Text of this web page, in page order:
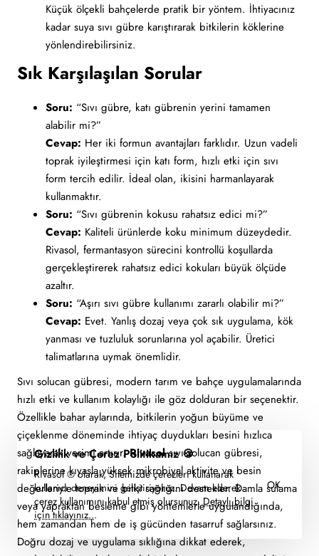
Gizlilik ve Çerez Politikamız 🍪
Rivasol ® olarak, Sitemizde çerezleri kullanarak
kullanıcı deneyimini geliştiriyoruz. Devam ederek
çerez kullanımını kabul etmiş olursunuz.Detaylı bilgi
için tıklayınız...
OK
Küçük ölçekli bahçelerde pratik bir yöntem. İhtiyacınız
kadar suya sıvı gübre karıştırarak bitkilerin köklerine
yönlendirebilirsiniz.
Sık Karşılaşılan Sorular
Soru: “Sıvı gübre, katı gübrenin yerini tamamen
alabilir mi?”
Cevap: Her iki formun avantajları farklıdır. Uzun vadeli
toprak iyileştirmesi için katı form, hızlı etki için sıvı
form tercih edilir. İdeal olan, ikisini harmanlayarak
kullanmaktır.
Soru: “Sıvı gübrenin kokusu rahatsız edici mi?”
Cevap: Kaliteli ürünlerde koku minimum düzeydedir.
Rivasol, fermantasyon sürecini kontrollü koşullarda
gerçekleştirerek rahatsız edici kokuları büyük ölçüde
azaltır.
Soru: “Aşırı sıvı gübre kullanımı zararlı olabilir mi?”
Cevap: Evet. Yanlış dozaj veya çok sık uygulama, kök
yanması ve tuzluluk sorunlarına yol açabilir. Üretici
talimatlarına uymak önemlidir.
Sıvı solucan gübresi, modern tarım ve bahçe uygulamalarında
hızlı etki ve kullanım kolaylığı ile göz dolduran bir seçenektir.
Özellikle bahar aylarında, bitkilerin yoğun büyüme ve
çiçeklenme döneminde ihtiyaç duydukları besini hızlıca
sağlayarak verimi artırır.Rivasolsıvı solucan gübresi,
rakiplerine kıyasla yüksek mikrobiyal aktivite ve besin
değerleriyle toprak ve bitki sağlığını destekler. Damla sulama
veya yapraktan besleme gibi yöntemlerle uygulandığında,
hem zamandan hem de iş gücünden tasarruf sağlarsınız.
Doğru dozaj ve uygulama sıklığına dikkat ederek,